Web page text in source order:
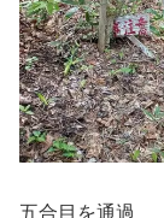
五合目を通過